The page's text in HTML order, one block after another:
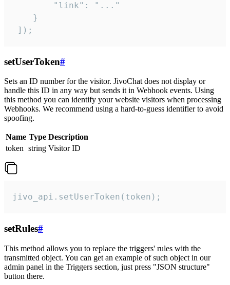
        "link": "..."
    }
]);
setUserToken#
Sets an ID number for the visitor. JivoChat does not display or
handle this ID in any way but sends it in Webhook events. Using
this method you can identify your website visitors when processing
Webhooks. We recommend using a hard-to-guess identifier to avoid
spoofing.
Name Type Description
token string Visitor ID
jivo_api.setUserToken(token);
setRules#
This method allows you to replace the triggers' rules with the
transmitted object. You can get an example of such object in our
admin panel in the Triggers section, just press "JSON structure"
button there.